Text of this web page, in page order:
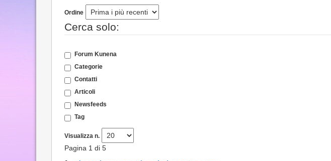
Ordine
Cerca solo:
Forum Kunena
Categorie
Contatti
Articoli
Newsfeeds
Tag
Visualizza n.
Pagina 1 di 5